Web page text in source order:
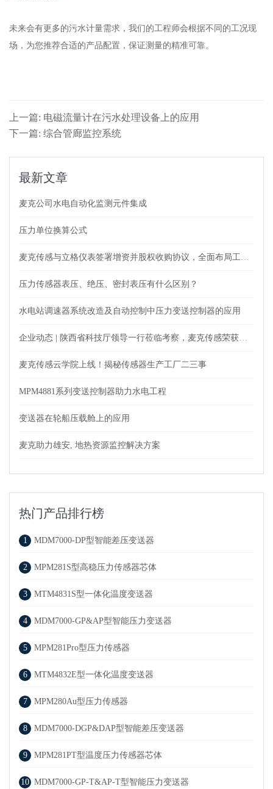
未来会有更多的污水计量需求，我们的工程师会根据不同的工况现
场，为您推荐合适的产品配置，保证测量的精准可靠。
上一篇: 电磁流量计在污水处理设备上的应用
下一篇: 综合管廊监控系统
最新文章
麦克公司水电自动化监测元件集成
压力单位换算公式
压力传感器表压、绝压、密封表压有什么区别？
水电站调速器系统改造及自动控制中压力变送控制器的应用
麦克传感云学院上线！揭秘传感器生产工厂二三事
MPM4881系列变送控制器助力水电工程
变送器在轮船压载舱上的应用
麦克助力雄安, 地热资源监控解决方案
热门产品排行榜
1 MDM7000-DP型智能差压变送器
2 MPM281S型高稳压力传感器芯体
3 MTM4831S型一体化温度变送器
4 MDM7000-GP&AP型智能压力变送器
5 MPM281Pro型压力传感器
6 MTM4832E型一体化温度变送器
7 MPM280Au型压力传感器
8 MDM7000-DGP&DAP型智能差压变送器
9 MPM281PT型温度压力传感器芯体
10 MDM7000-GP-T&AP-T型智能压力变送器